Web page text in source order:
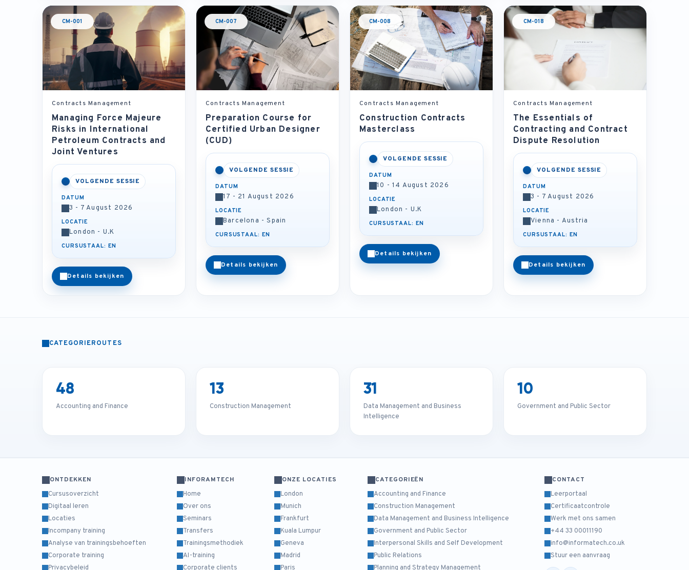
CM-001
Contracts Management
Managing Force Majeure
Risks in International
Petroleum Contracts and
Joint Ventures
VOLGENDE SESSIE
DATUM
3 - 7 August 2026
LOCATIE
London - U.K
CURSUSTAAL: EN
Details bekijken
CM-007
Contracts Management
Preparation Course for
Certified Urban Designer
(CUD)
VOLGENDE SESSIE
DATUM
17 - 21 August 2026
LOCATIE
Barcelona - Spain
CURSUSTAAL: EN
Details bekijken
CM-008
Contracts Management
Construction Contracts
Masterclass
VOLGENDE SESSIE
DATUM
10 - 14 August 2026
LOCATIE
London - U.K
CURSUSTAAL: EN
Details bekijken
CM-018
Contracts Management
The Essentials of
Contracting and Contract
Dispute Resolution
VOLGENDE SESSIE
DATUM
3 - 7 August 2026
LOCATIE
Vienna - Austria
CURSUSTAAL: EN
Details bekijken
CATEGORIEROUTES
48
Accounting and Finance
13
Construction Management
31
Data Management and Business
Intelligence
10
Government and Public Sector
ONTDEKKEN
Cursusoverzicht
Digitaal leren
Locaties
Incompany training
Analyse van trainingsbehoeften
Corporate training
Privacybeleid
INFORAMTECH
Home
Over ons
Seminars
Transfers
Trainingsmethodiek
AI-training
Corporate clients
ONZE LOCATIES
London
Munich
Frankfurt
Kuala Lumpur
Geneva
Madrid
Paris
CATEGORIEËN
Accounting and Finance
Construction Management
Data Management and Business Intelligence
Government and Public Sector
Interpersonal Skills and Self Development
Public Relations
Planning and Strategy Management
CONTACT
Leerportaal
Certificaatcontrole
Werk met ons samen
+44 33 00011190
info@informatech.co.uk
Stuur een aanvraag